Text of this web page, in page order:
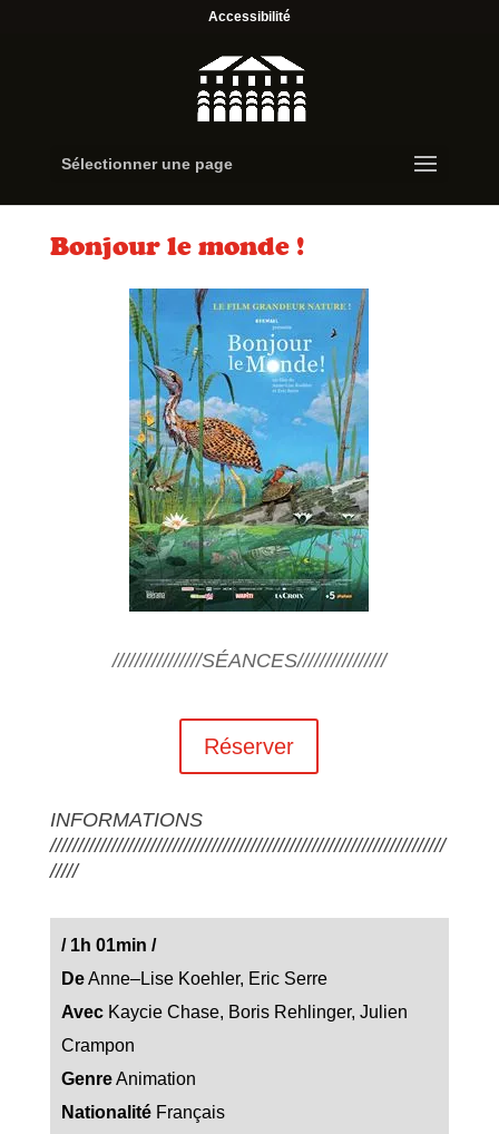
Accessibilité
Sélectionner une page
Bonjour le monde !
////////////////SÉANCES////////////////
Réserver
INFORMATIONS
///////////////////////////////////////////////////////////////////////
/////
/1h 01min /
DeAnne–Lise Koehler, Eric Serre
AvecKaycie Chase, Boris Rehlinger, Julien
Crampon
GenreAnimation
NationalitéFrançais